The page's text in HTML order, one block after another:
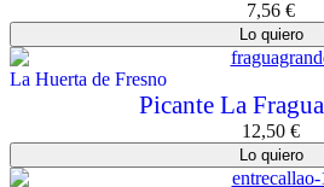
7,56 €
Lo quiero
La Huerta de Fresno
Picante La
12,50 €
Lo quiero